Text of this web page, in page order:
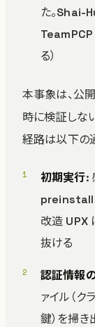
た。Shai-
る）
本事象は、公
時に検証しな
経路は以下の
初期実行:
preinstall
改造 UPX
抜ける
認証情報
ァイル（ク
鍵）を掃き